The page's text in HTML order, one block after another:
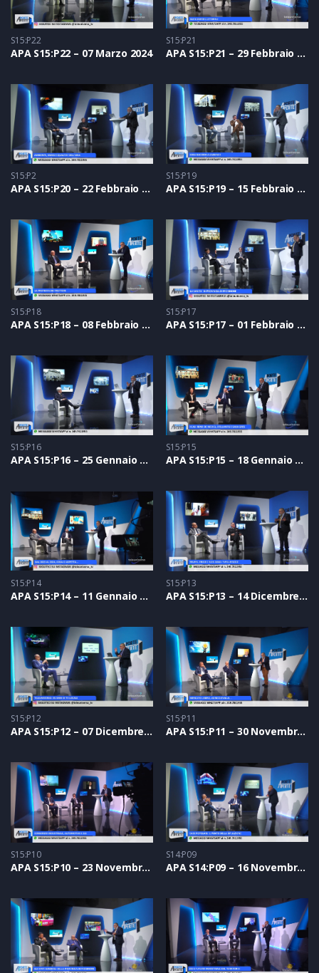
S15:P22
APA S15:P22 – 07 Marzo 2024
S15:P21
APA S15:P21 – 29 Febbraio 2024
S15:P2
APA S15:P20 – 22 Febbraio 2024
S15:P19
APA S15:P19 – 15 Febbraio 2024
S15:P18
APA S15:P18 – 08 Febbraio 2024
S15:P17
APA S15:P17 – 01 Febbraio 2024
S15:P16
APA S15:P16 – 25 Gennaio 2024
S15:P15
APA S15:P15 – 18 Gennaio 2024
S15:P14
APA S15:P14 – 11 Gennaio 2024
S15:P13
APA S15:P13 – 14 Dicembre 2023
S15:P12
APA S15:P12 – 07 Dicembre 2023
S15:P11
APA S15:P11 – 30 Novembre 2023
S15:P10
APA S15:P10 – 23 Novembre 2023
S14:P09
APA S14:P09 – 16 Novembre 2023